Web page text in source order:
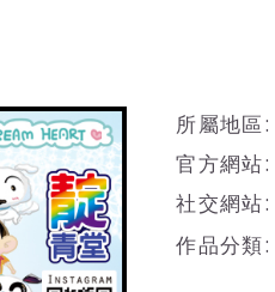
所屬地區:
官方網站:
社交網站:
作品分類: